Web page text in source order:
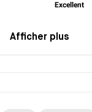
Excellent
Afficher plus